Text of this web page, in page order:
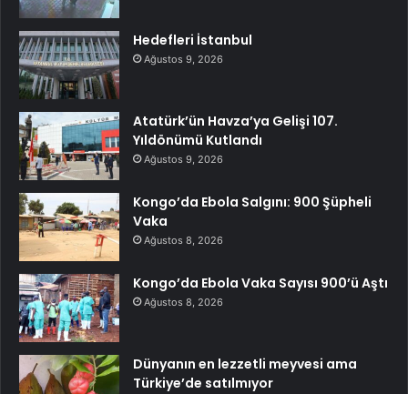
Hedefleri İstanbul
Ağustos 9, 2026
Atatürk’ün Havza’ya Gelişi 107.
Yıldönümü Kutlandı
Ağustos 9, 2026
Kongo’da Ebola Salgını: 900 Şüpheli
Vaka
Ağustos 8, 2026
Kongo’da Ebola Vaka Sayısı 900’ü Aştı
Ağustos 8, 2026
Dünyanın en lezzetli meyvesi ama
Türkiye’de satılmıyor